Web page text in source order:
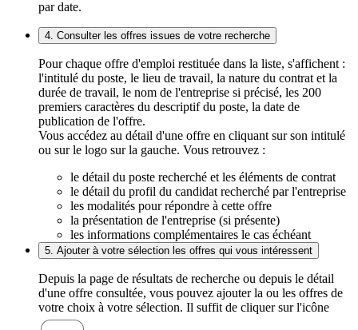
par date.
4. Consulter les offres issues de votre recherche
Pour chaque offre d'emploi restituée dans la liste, s'affichent :
l'intitulé du poste, le lieu de travail, la nature du contrat et la
durée de travail, le nom de l'entreprise si précisé, les 200
premiers caractères du descriptif du poste, la date de
publication de l'offre.
Vous accédez au détail d'une offre en cliquant sur son intitulé
ou sur le logo sur la gauche. Vous retrouvez :
le détail du poste recherché et les éléments de contrat
le détail du profil du candidat recherché par l'entreprise
les modalités pour répondre à cette offre
la présentation de l'entreprise (si présente)
les informations complémentaires le cas échéant
5. Ajouter à votre sélection les offres qui vous intéressent
Depuis la page de résultats de recherche ou depuis le détail
d'une offre consultée, vous pouvez ajouter la ou les offres de
votre choix à votre sélection. Il suffit de cliquer sur l'icône